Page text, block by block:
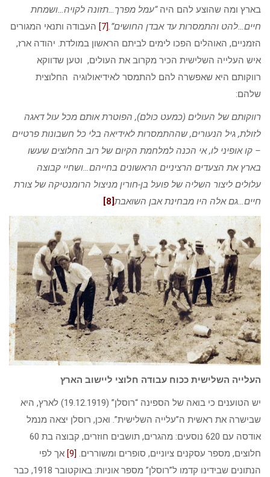
בארץ ומה שהוצע להם היה“עמל מפרך…תזונה לקויה…ושמחת
חיים…להט והתמסרות עד אבדן החושים”.[7]
העבודה ותנאי המגורים
הזמניים, האוהלים הפכו לימים לביתם הראשון במולדת. יהודה ארז,
איש העלייה השלישית הכיר מקרוב את העולים, וטען שדווקא
רווקותם היא שאפשרה להם להתמסר לאידיאולוגיה החלוצית
שלהם:
רווקותם של העולים (כמעט כולם), הפוטרת אותם מכל עול דאגה
לזולת, גיל הנעורים, שההתמסרות לאידיאה בלי כל חשבונות פרטיים
– קו אופיני לו, אי הכנה למלחמת הקיום של רוב החלוצים שעשו
בארץ את הצעדים הרציניים הראשונים בחייהם…ושחיי קבוצה
עלולים ליצור השליה של פועל בן-חורין מניצול הרומנטיקה של צורת
חיים…גם אלה היו מבחינת אבן השואבת[8]
העלייה השלישית ככוח עבודה חלוצי ליישוב הארץ
יש הטוענים כי בואה של הספינה “רוסלן” (19.12.1919) לארץ, היא
שבישרה את ראשית ה”עלייה השלישית”. ואכן, רוסלן יצאה מנמל
אודסה עם 620 נוסעים: מהגרים, תושבים חוזרים, קבוצה בת 60
חלוצים, מספר עסקנים ציוניים, סופרים ומשוררים. [9]
אך לפי
הנתונים שבידינו קדמו ל”רוסלן” מספר אוניות: באוקטובר 1918, כבר